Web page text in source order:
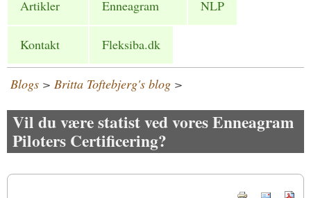
Artikler Enneagram NLP
Kontakt Fleksiba.dk
Blogs > Britta Toftebjerg's blog >
Vil du være statist ved vores Enneagram
Piloters Certificering?